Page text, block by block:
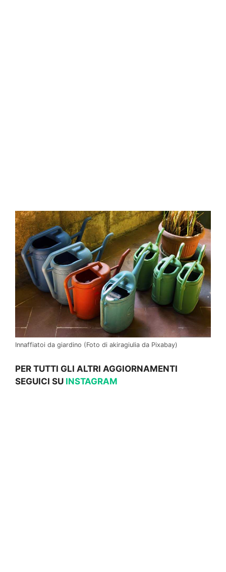
Innaffiatoi da giardino (Foto di akiragiulia da Pixabay)
PER TUTTI GLI ALTRI AGGIORNAMENTI
SEGUICI SU INSTAGRAM